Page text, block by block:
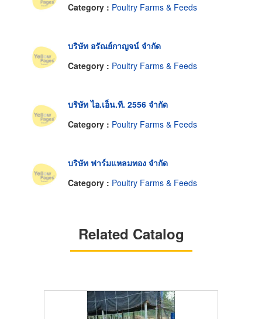
Category : Poultry Farms & Feeds
บริษัท อรัณย์กาญจน์ จำกัด
Category : Poultry Farms & Feeds
บริษัท ไอ.เอ็น.ที. 2556 จำกัด
Category : Poultry Farms & Feeds
บริษัท ฟาร์มแหลมทอง จำกัด
Category : Poultry Farms & Feeds
Related Catalog